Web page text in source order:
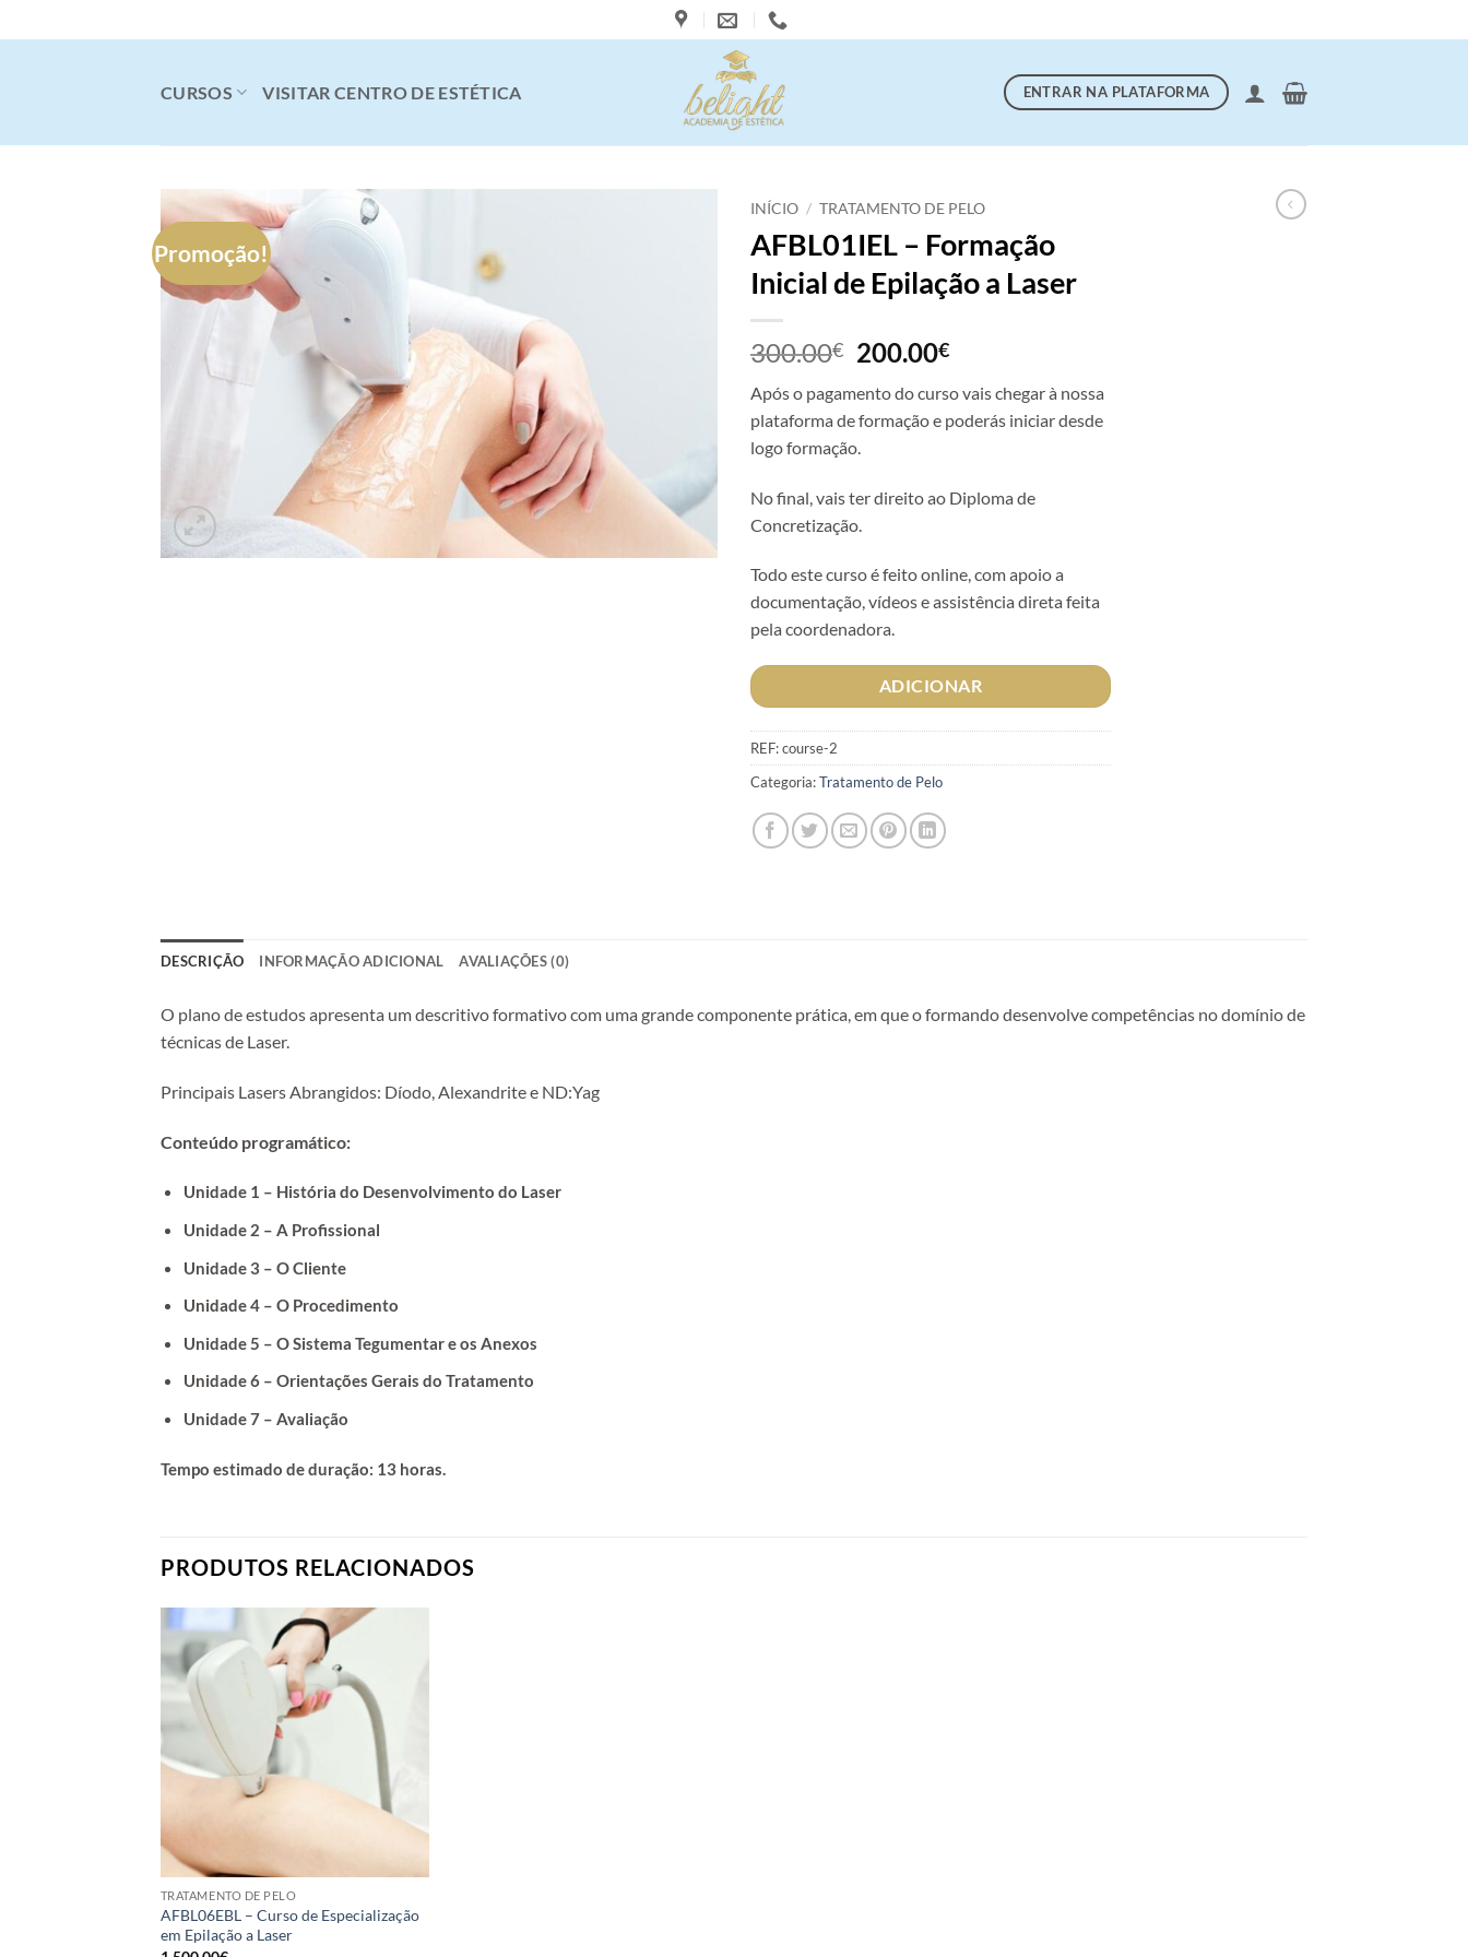
to
CURSOS
VISITAR CENTRO DE ESTÉTICA ENTRAR NA PLATAFORMA
Promoção!
INÍCIO / TRATAMENTO DE PELO
AFBL01IEL – Formação
Inicial de Epilação a Laser
300.00€ O
original
era:
300.00€.
200.00€O
atual
é:
Após o pagamento do curso vais chegar à nossa
plataforma de formação e poderás iniciar desde
logo formação.
No final, vais ter direito ao Diploma de
Concretização.
Todo este curso é feito online, com apoio a
documentação, vídeos e assistência direta feita
pela coordenadora.
ADICIONAR
REF:course-2
Categoria:Tratamento de Pelo
DESCRIÇÃO INFORMAÇÃO ADICIONAL AVALIAÇÕES (0)
O plano de estudos apresenta um descritivo formativo com uma grande componente prática, em que o formando desenvolve competências no domínio de
técnicas de Laser.
Principais Lasers Abrangidos: Díodo, Alexandrite e ND:Yag
Conteúdo programático:
Unidade 1 – História do Desenvolvimento do Laser
Unidade 2 – A Profissional
Unidade 3 – O Cliente
Unidade 4 – O Procedimento
Unidade 5 – O Sistema Tegumentar e os Anexos
Unidade 6 – Orientações Gerais do Tratamento
Unidade 7 – Avaliação
Tempo estimado de duração: 13 horas.
PRODUTOS RELACIONADOS
TRATAMENTO DE PELO
AFBL06EBL – Curso de Especialização
em Epilação a Laser